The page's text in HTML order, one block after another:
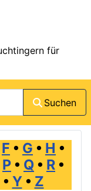
für
Suchen
F • G • H •
P • Q • R •
• Y• Z